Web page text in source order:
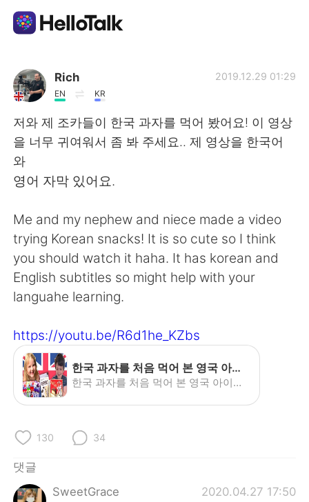
언어 교환 앱
AI Grammar Checker
한국어
繁體中文 Español
العربية Français
Русский ไทย
Indonesia Italiano
Rich
EN KR
2019.12.29 01:29
저와 제 조카들이 한국 과자를 먹어 봤어요! 이 영상
을 너무 귀여워서 좀 봐 주세요.. 제 영상을 한국어
와
영어 자막 있어요.
Me and my nephew and niece made a video
trying Korean snacks! It is so cute so I think
you should watch it haha. It has korean and
English subtitles so might help with your
languahe learning.
https://youtu.be/R6d1he_KZbs
한국 과자를 처음 먹어 본 영국 아이들의 반응은? - British Kids try Korean snacks!!! - YouTube
한국 과자를 처음 먹어 본 영국 아이들의 반응은? - British Kids try Korean snacks!!!
130 34
댓글
SweetGrace
2020.04.27 17:50